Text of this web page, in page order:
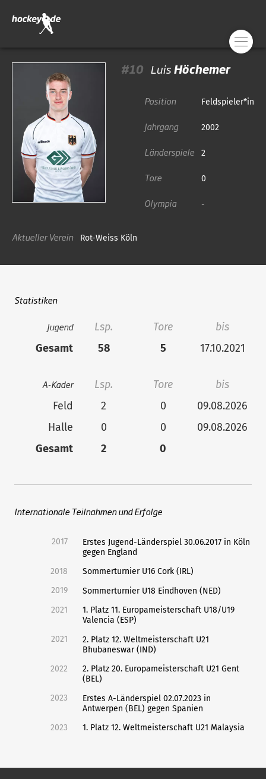
#10 LuisHöchemer
Position Feldspieler*in
Jahrgang 2002
Länderspiele 2
Tore 0
Olympia -
Aktueller Verein Rot-Weiss Köln
Statistiken
Jugend Lsp. Tore
bis
Gesamt
58 5 17.10.2021
A-Kader Lsp. Tore
bis
Feld
2 0
09.08.2026
Halle
0 0
09.08.2026
Gesamt
2 0
Internationale Teilnahmen und Erfolge
2017
Erstes Jugend-Länderspiel 30.06.2017 in Köln
gegen England
2018
Sommerturnier U16 Cork (IRL)
2019
Sommerturnier U18 Eindhoven (NED)
2021
1. Platz 11. Europameisterschaft U18/U19
Valencia (ESP)
2021
2. Platz 12. Weltmeisterschaft U21
Bhubaneswar (IND)
2022
2. Platz 20. Europameisterschaft U21 Gent
(BEL)
2023
Erstes A-Länderspiel 02.07.2023 in
Antwerpen (BEL) gegen Spanien
2023
1. Platz 12. Weltmeisterschaft U21 Malaysia